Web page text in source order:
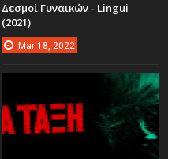
Δεσμοί Γυναικών - Lingui
(2021)
Mar 18, 2022